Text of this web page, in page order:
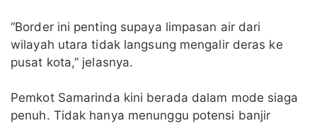
“Border ini penting supaya limpasan air dari
wilayah utara tidak langsung mengalir deras ke
pusat kota,” jelasnya.
Pemkot Samarinda kini berada dalam mode siaga
penuh. Tidak hanya menunggu potensi banjir